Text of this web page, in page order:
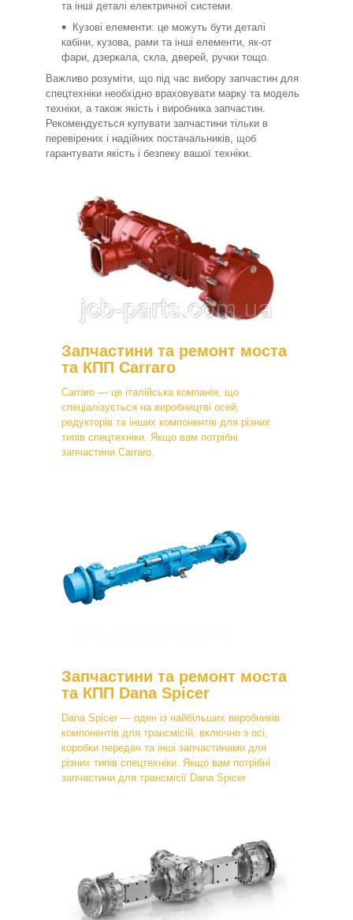
та інші деталі електричної системи.
Кузові елементи: це можуть бути деталі
кабіни, кузова, рами та інші елементи, як-от
фари, дзеркала, скла, дверей, ручки тощо.
Важливо розуміти, що під час вибору запчастин для
спецтехніки необхідно враховувати марку та модель
техніки, а також якість і виробника запчастин.
Рекомендується купувати запчастини тільки в
перевірених і надійних постачальників, щоб
гарантувати якість і безпеку вашої техніки.
Запчастини та ремонт моста
та КПП Carraro
Carraro — це італійська компанія, що
спеціалізується на виробництві осей,
редукторів та інших компонентів для різних
типів спецтехніки. Якщо вам потрібні
запчастини Carraro,
Запчастини та ремонт моста
та КПП Dana Spicer
Dana Spicer — один із найбільших виробників
компонентів для трансмісій, включно з осі,
коробки передач та інші запчастинами для
різних типів спецтехніки. Якщо вам потрібні
запчастини для трансмісії Dana Spicer